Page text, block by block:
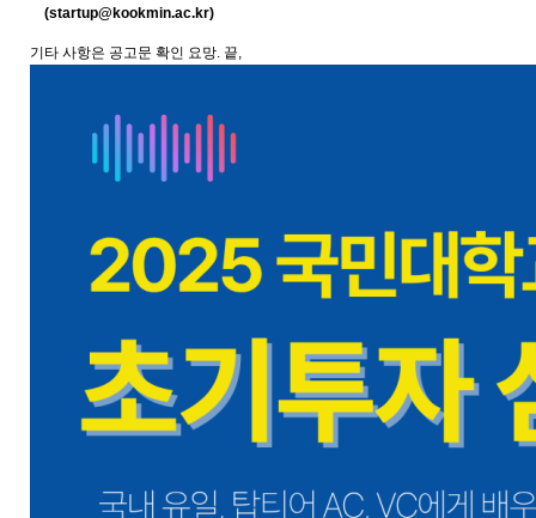
(startup@kookmin.ac.kr)
기타 사항은 공고문 확인 요망. 끝,